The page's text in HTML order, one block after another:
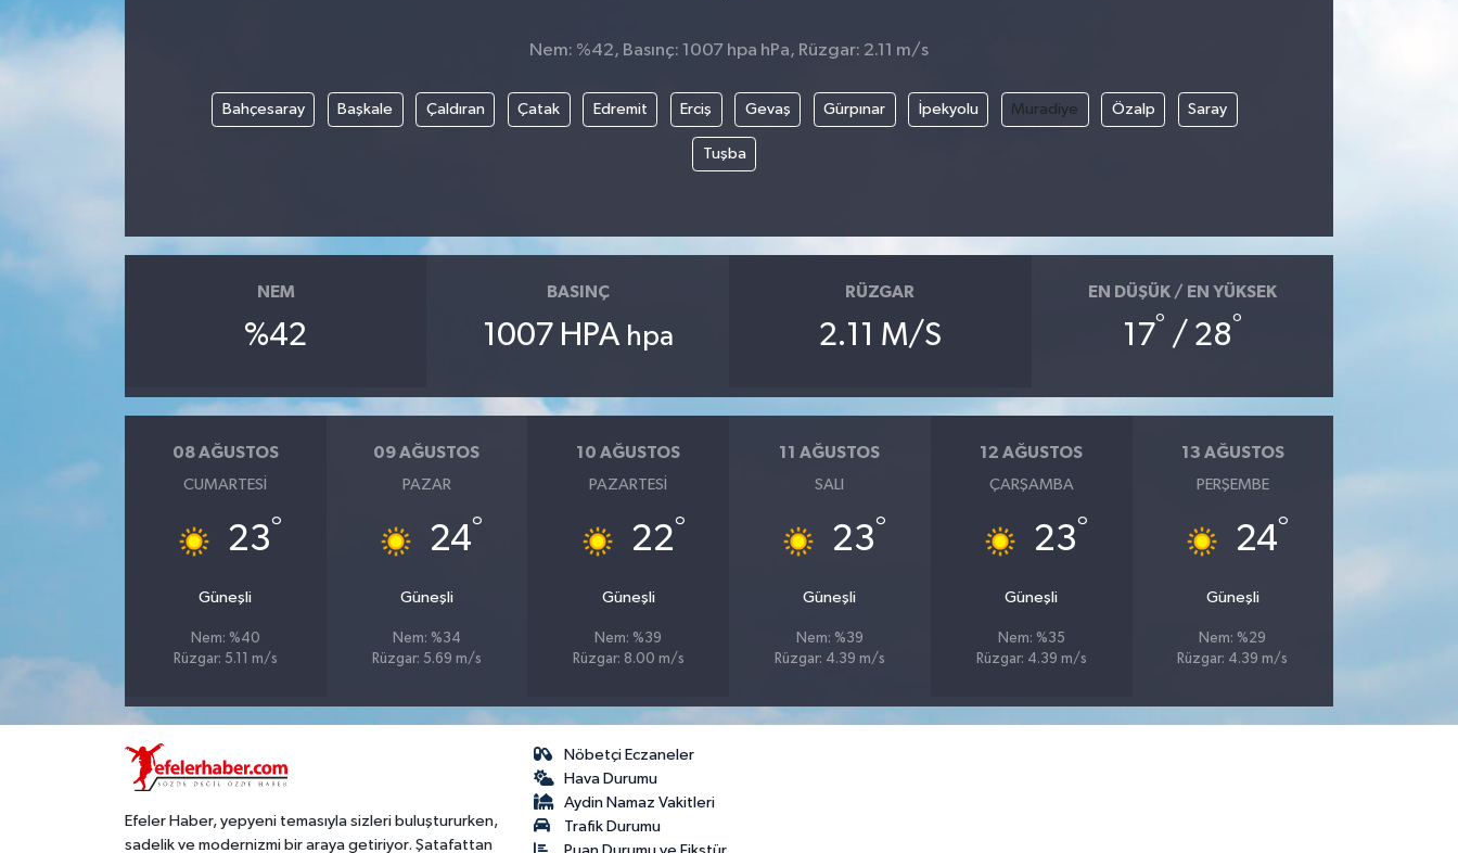
Nem: %42, Basınç: 1007 hpa hPa, Rüzgar: 2.11 m/s
Bahçesaray Başkale Çaldıran Çatak Edremit Erciş Gevaş Gürpınar İpekyolu Muradiye Özalp Saray
Tuşba
NEM
%42
BASINÇ
1007 HPA hpa
RÜZGAR
2.11 M/S
EN DÜŞÜK / EN YÜKSEK
17° / 28°
08 AĞUSTOS
CUMARTESI
23°
Güneşli
Nem: %40
Rüzgar: 5.11 m/s
09 AĞUSTOS
PAZAR
24°
Güneşli
Nem: %34
Rüzgar: 5.69 m/s
10 AĞUSTOS
PAZARTESI
22°
Güneşli
Nem: %39
Rüzgar: 8.00 m/s
11 AĞUSTOS
SALI
23°
Güneşli
Nem: %39
Rüzgar: 4.39 m/s
12 AĞUSTOS
ÇARŞAMBA
23°
Güneşli
Nem: %35
Rüzgar: 4.39 m/s
13 AĞUSTOS
PERŞEMBE
24°
Güneşli
Nem: %29
Rüzgar: 4.39 m/s
Efeler Haber, yepyeni temasıyla sizleri buluştururken,
sadelik ve modernizmi bir araya getiriyor. Şatafattan
Nöbetçi Eczaneler
Hava Durumu
Aydin Namaz Vakitleri
Trafik Durumu